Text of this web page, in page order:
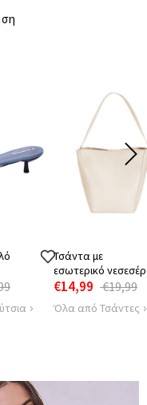
Τσάντα με
εσωτερικό νεσεσέρ
€14,99 €19,99
Όλα από Τσάντες